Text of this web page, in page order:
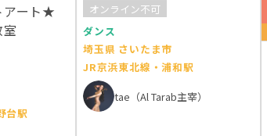
アート★
台駅
オンライン不可
ダンス
埼玉県 さいたま市
JR京浜東北線・浦和駅
tae（Al Tarab主宰）